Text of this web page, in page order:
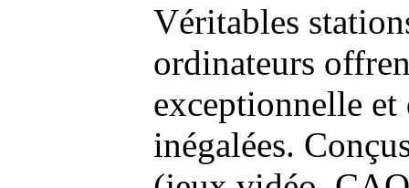
Véritables
ordinateurs
exceptionnelle et
inégalées.